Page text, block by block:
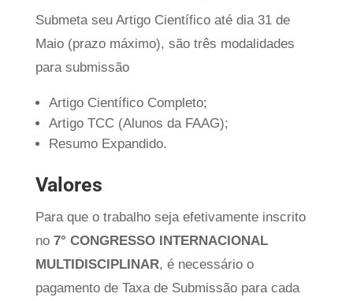
Submeta seu Artigo Científico até dia 31 de
Maio (prazo máximo), são três modalidades
para submissão
Artigo Científico Completo;
Artigo TCC (Alunos da FAAG);
Resumo Expandido.
Valores
Para que o trabalho seja efetivamente inscrito
no 7° CONGRESSO INTERNACIONAL
MULTIDISCIPLINAR, é necessário o
pagamento de Taxa de Submissão para cada